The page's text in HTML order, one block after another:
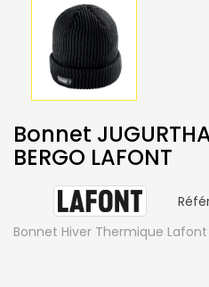
Bonnet
BERGO LAFONT
Bonnet Hiver Thermique Lafont